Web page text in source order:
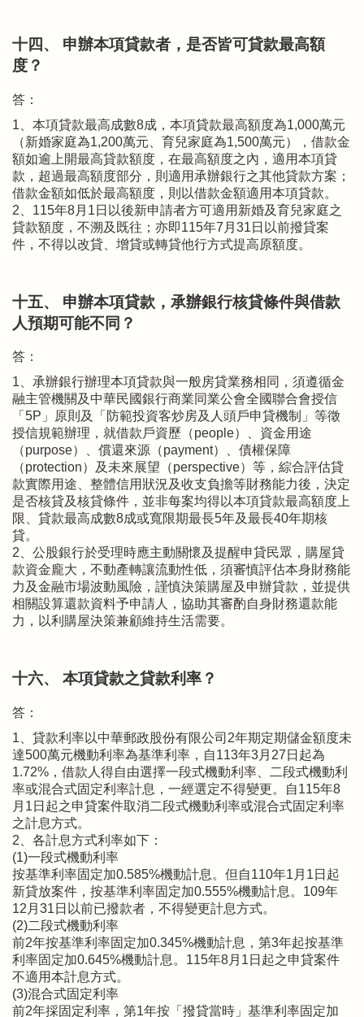
十四、 申辦本項貸款者，是否皆可貸款最高額
度？
答：
1、本項貸款最高成數8成，本項貸款最高額度為1,000萬元
（新婚家庭為1,200萬元、育兒家庭為1,500萬元），借款金
額如逾上開最高貸款額度，在最高額度之內，適用本項貸
款，超過最高額度部分，則適用承辦銀行之其他貸款方案；
借款金額如低於最高額度，則以借款金額適用本項貸款。
2、115年8月1日以後新申請者方可適用新婚及育兒家庭之
貸款額度，不溯及既往；亦即115年7月31日以前撥貸案
件，不得以改貸、增貸或轉貸他行方式提高原額度。
十五、 申辦本項貸款，承辦銀行核貸條件與借款
人預期可能不同？
答：
1、承辦銀行辦理本項貸款與一般房貸業務相同，須遵循金
融主管機關及中華民國銀行商業同業公會全國聯合會授信
「5P」原則及「防範投資客炒房及人頭戶申貸機制」等徵
授信規範辦理，就借款戶資歷（people）、資金用途
（purpose）、償還來源（payment）、債權保障
（protection）及未來展望（perspective）等，綜合評估貸
款實際用途、整體信用狀況及收支負擔等財務能力後，決定
是否核貸及核貸條件，並非每案均得以本項貸款最高額度上
限、貸款最高成數8成或寬限期最長5年及最長40年期核
貸。
2、公股銀行於受理時應主動關懷及提醒申貸民眾，購屋貸
款資金龐大，不動產轉讓流動性低，須審慎評估本身財務能
力及金融市場波動風險，謹慎決策購屋及申辦貸款，並提供
相關設算還款資料予申請人，協助其審酌自身財務還款能
力，以利購屋決策兼顧維持生活需要。
十六、 本項貸款之貸款利率？
答：
1、貸款利率以中華郵政股份有限公司2年期定期儲金額度未
達500萬元機動利率為基準利率，自113年3月27日起為
1.72%，借款人得自由選擇一段式機動利率、二段式機動利
率或混合式固定利率計息，一經選定不得變更。自115年8
月1日起之申貸案件取消二段式機動利率或混合式固定利率
之計息方式。
2、各計息方式利率如下：
(1)一段式機動利率
按基準利率固定加0.585%機動計息。但自110年1月1日起
新貸放案件，按基準利率固定加0.555%機動計息。109年
12月31日以前已撥款者，不得變更計息方式。
(2)二段式機動利率
前2年按基準利率固定加0.345%機動計息，第3年起按基準
利率固定加0.645%機動計息。115年8月1日起之申貸案件
不適用本計息方式。
(3)混合式固定利率
前2年採固定利率，第1年按「撥貸當時」基準利率固定加